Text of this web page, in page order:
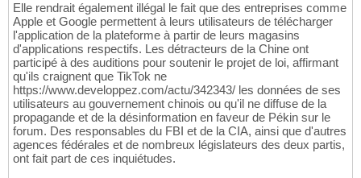
Elle rendrait également illégal le fait que des entreprises comme
Apple et Google permettent à leurs utilisateurs de télécharger
l'application de la plateforme à partir de leurs magasins
d'applications respectifs. Les détracteurs de la Chine ont
participé à des auditions pour soutenir le projet de loi, affirmant
qu'ils craignent que TikTok ne
https://www.developpez.com/actu/342343/ les données de ses
utilisateurs au gouvernement chinois ou qu'il ne diffuse de la
propagande et de la désinformation en faveur de Pékin sur le
forum. Des responsables du FBI et de la CIA, ainsi que d'autres
agences fédérales et de nombreux législateurs des deux partis,
ont fait part de ces inquiétudes.